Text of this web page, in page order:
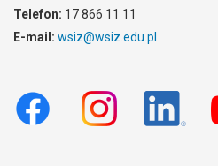
Telefon: 17 866 11 11
E-mail: wsiz@wsiz.edu.pl